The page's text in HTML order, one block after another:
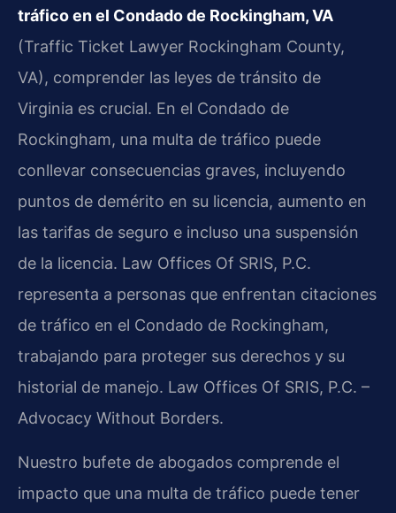
tráfico en el Condado de Rockingham, VA
(Traffic Ticket Lawyer Rockingham County,
VA), comprender las leyes de tránsito de
Virginia es crucial. En el Condado de
Rockingham, una multa de tráfico puede
conllevar consecuencias graves, incluyendo
puntos de demérito en su licencia, aumento en
las tarifas de seguro e incluso una suspensión
de la licencia. Law Offices Of SRIS, P.C.
representa a personas que enfrentan citaciones
de tráfico en el Condado de Rockingham,
trabajando para proteger sus derechos y su
historial de manejo. Law Offices Of SRIS, P.C. –
Advocacy Without Borders.
Nuestro bufete de abogados comprende el
impacto que una multa de tráfico puede tener